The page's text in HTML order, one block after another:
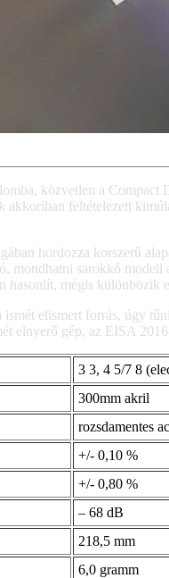
közvetlen a Compact
feltételezett
hordozza korszerű
sarokkő
mégis különbözik
elismert forrás, úgy
elnyerő gép, az EISA
3 3, 4 5/7 8
300mm akril
rozsdamentes
+/- 0,10 %
+/- 0,80 %
– 68 dB
218,5 mm
6,0 gramm